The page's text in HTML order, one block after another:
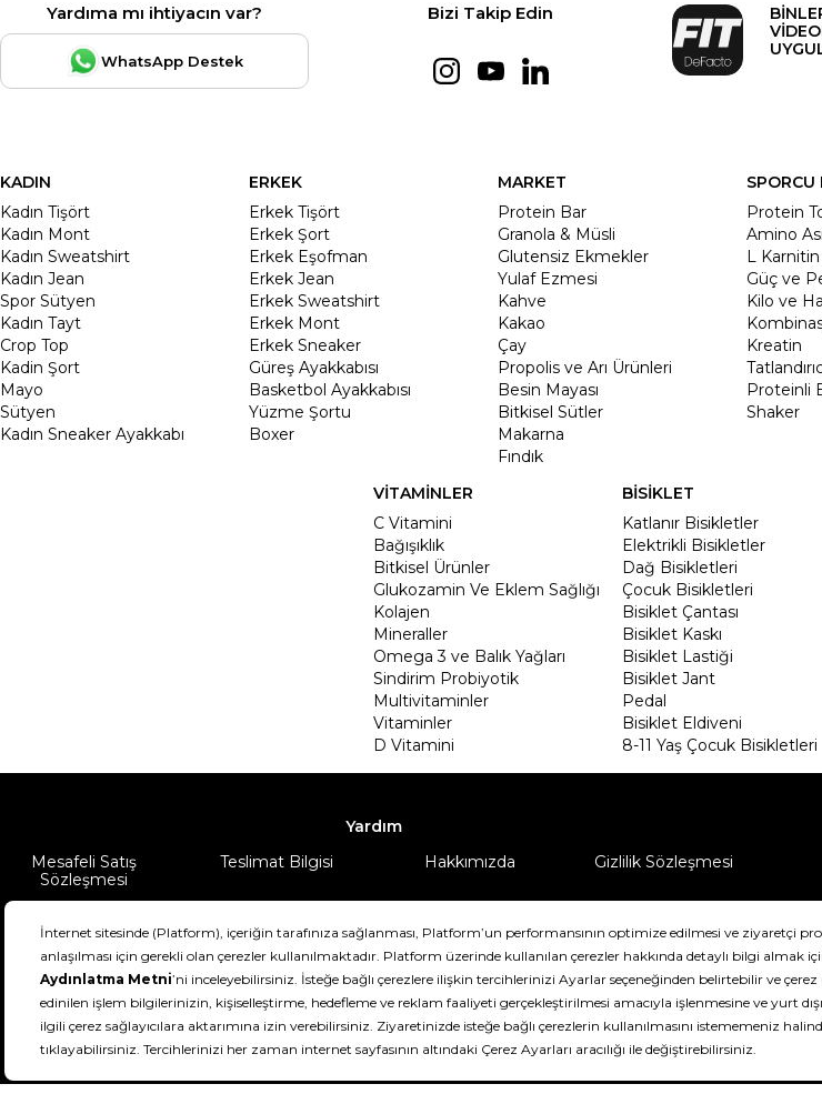
Yardıma mı ihtiyacın var?
WhatsApp Destek
Bizi Takip Edin
KADIN
Kadın Tişört
Kadın Mont
Kadın Sweatshirt
Kadın Jean
Spor Sütyen
Kadın Tayt
Crop Top
Kadin Şort
Mayo
Sütyen
Kadın Sneaker Ayakkabı
ERKEK
Erkek Tişört
Erkek Şort
Erkek Eşofman
Erkek Jean
Erkek Sweatshirt
Erkek Mont
Erkek Sneaker
Güreş Ayakkabısı
Basketbol Ayakkabısı
Yüzme Şortu
Boxer
MARKET
Protein Bar
Granola & Müsli
Glutensiz Ekmekler
Yulaf Ezmesi
Kahve
Kakao
Çay
Propolis ve Arı Ürünleri
Besin Mayası
Bitkisel Sütler
Makarna
Fındık
SPORCU
Protein
Amino
L
Güç ve
Kilo ve
Kreatin
Proteinli
Shaker
VİTAMİNLER
C Vitamini
Bağışıklık
Bitkisel Ürünler
Glukozamin Ve Eklem Sağlığı
Kolajen
Mineraller
Omega 3 ve Balık Yağları
Sindirim Probiyotik
Multivitaminler
Vitaminler
D Vitamini
BİSİKLET
Katlanır Bisikletler
Elektrikli Bisikletler
Dağ Bisikletleri
Çocuk Bisikletleri
Bisiklet Çantası
Bisiklet Kaskı
Bisiklet Lastiği
Bisiklet Jant
Pedal
Bisiklet Eldiveni
8-11 Yaş Çocuk Bisikletleri
Yardım
Mesafeli Satış
Sözleşmesi
Teslimat Bilgisi Hakkımızda Gizlilik Sözleşmesi
DeFactoFIT ©️ 2022-2026. Tüm hakları saklıdır.